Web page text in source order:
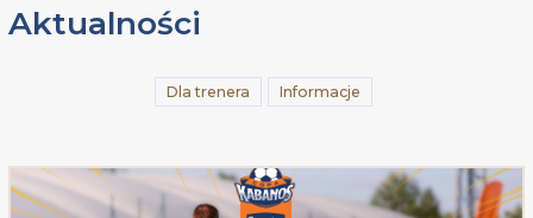
Aktualności
Dla trenera Informacje